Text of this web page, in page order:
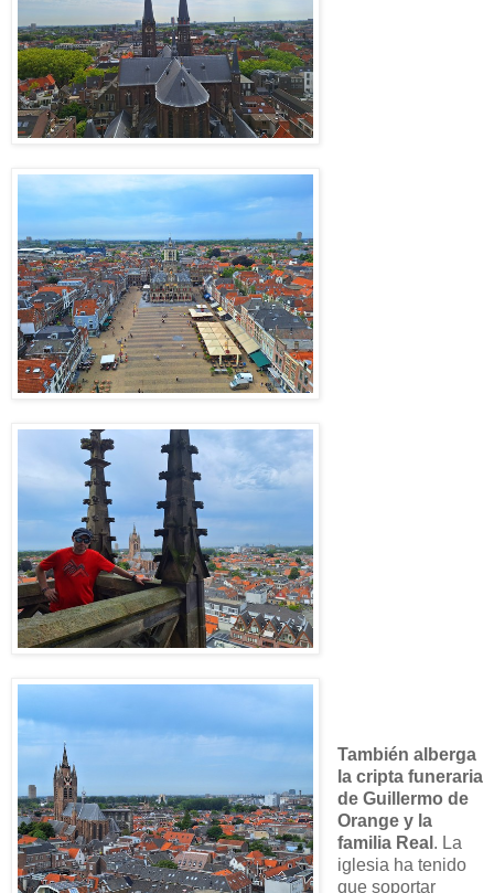
También alberga
la cripta funeraria
de Guillermo de
Orange y la
familia Real . La
iglesia ha tenido
que soportar